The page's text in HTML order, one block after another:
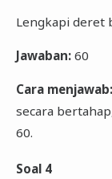
Lengkapi deret
Jawaban:60
Cara menjawab:
secara
60.
Soal 4